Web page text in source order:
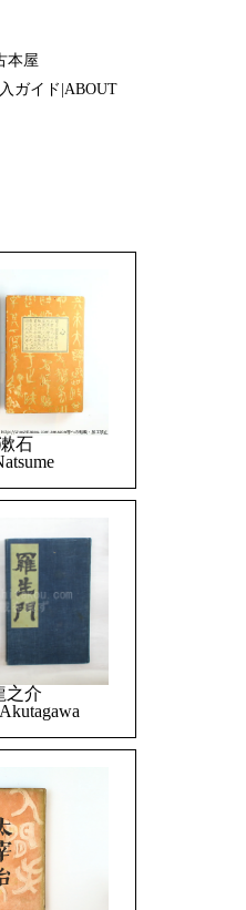
本屋
ガイド|ABOUT
石
之介